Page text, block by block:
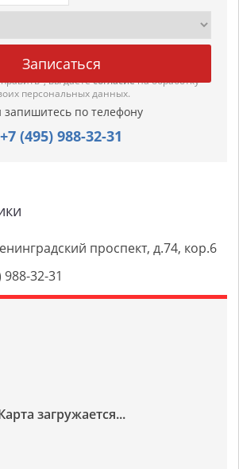
вы даетесогласиена обработку
персональных данных.
запишитесь по телефону
+7 (495) 988-32-31
проспект, д.74, кор.6
988-32-31